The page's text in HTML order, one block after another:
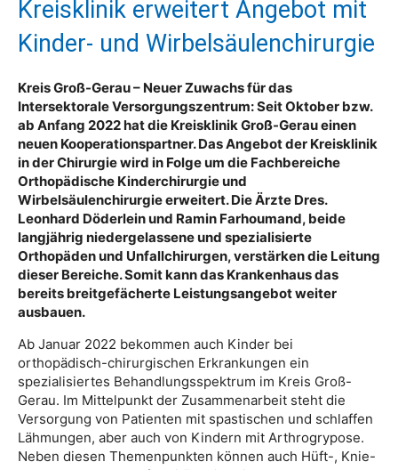
Kreisklinik erweitert Angebot mit
Kinder- und Wirbelsäulenchirurgie
Kreis Groß-Gerau – Neuer Zuwachs für das
Intersektorale Versorgungszentrum: Seit Oktober bzw.
ab Anfang 2022 hat die Kreisklinik Groß-Gerau einen
neuen Kooperationspartner. Das Angebot der Kreisklinik
in der Chirurgie wird in Folge um die Fachbereiche
Orthopädische Kinderchirurgie und
Wirbelsäulenchirurgie erweitert. Die Ärzte Dres.
Leonhard Döderlein und Ramin Farhoumand, beide
langjährig niedergelassene und spezialisierte
Orthopäden und Unfallchirurgen, verstärken die Leitung
dieser Bereiche. Somit kann das Krankenhaus das
bereits breitgefächerte Leistungsangebot weiter
ausbauen.
Ab Januar 2022 bekommen auch Kinder bei
orthopädisch-chirurgischen Erkrankungen ein
spezialisiertes Behandlungsspektrum im Kreis Groß-
Gerau. Im Mittelpunkt der Zusammenarbeit steht die
Versorgung von Patienten mit spastischen und schlaffen
Lähmungen, aber auch von Kindern mit Arthrogrypose.
Neben diesen Themenpunkten können auch Hüft-, Knie-